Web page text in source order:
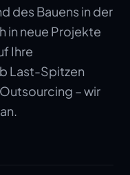
des Bauens in der
in neue Projekte
Ihre
Last-Spitzen
– wir